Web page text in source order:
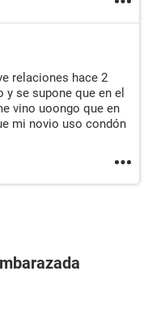
relaciones hace 2
se supone que en el
vino uoongo que en
mi novio uso condón